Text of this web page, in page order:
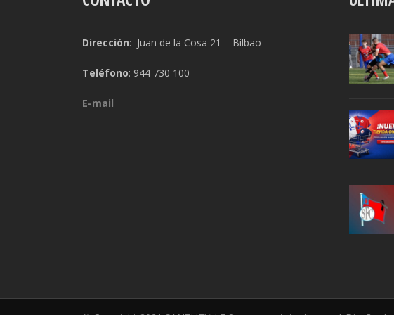
Dirección: Juan de la Cosa 21 – Bilbao
Teléfono: 944 730 100
E-mail